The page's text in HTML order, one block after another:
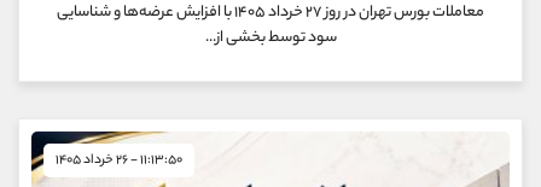
معاملات بورس تهران در روز ۲۷ خرداد ۱۴۰۵ با افزایش عرضه‌ها و شناسایی
سود توسط بخشی از...
۱۱:۱۳:۵۰ - ۲۶ خرداد ۱۴۰۵